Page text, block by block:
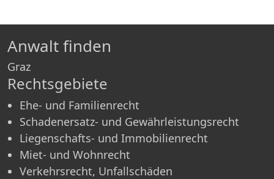
Anwalt finden
Graz
Rechtsgebiete
Ehe- und Familienrecht
Schadenersatz- und Gewährleistungsrecht
Liegenschafts- und Immobilienrecht
Miet- und Wohnrecht
Verkehrsrecht, Unfallschäden